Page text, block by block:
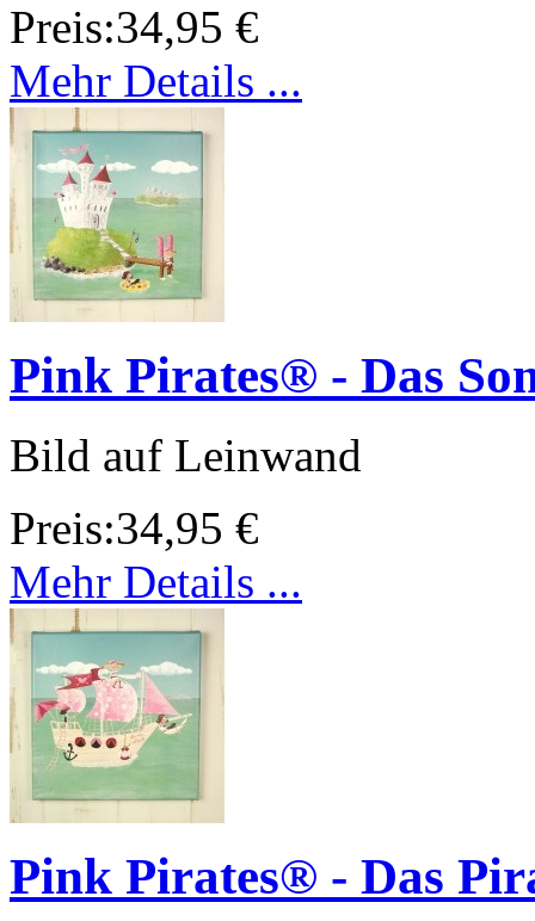
Preis:34,95 €
Mehr Details ...
Pink Pirates® - Das
Bild auf Leinwand
Preis:34,95 €
Mehr Details ...
Pink Pirates® - Das